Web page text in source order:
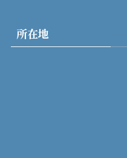
所在地